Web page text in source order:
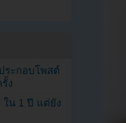
ระกอบโพสต์
ง
ใน 1 ปี แต่ยัง